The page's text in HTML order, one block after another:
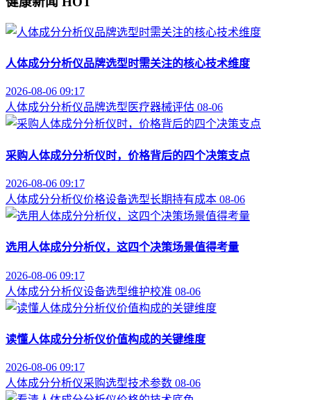
人体成分分析仪品牌选型时需关注的核心技术维度
2026-08-06 09:17
人体成分分析仪品牌选型 医疗器械评估 08-06
采购人体成分分析仪时，价格背后的四个决策支点
2026-08-06 09:17
人体成分分析仪价格设备选型长期持有成本 08-06
选用人体成分分析仪，这四个决策场景值得考量
2026-08-06 09:17
人体成分分析仪设备选型维护校准 08-06
读懂人体成分分析仪价值构成的关键维度
2026-08-06 09:17
人体成分分析仪采购选型技术参数 08-06